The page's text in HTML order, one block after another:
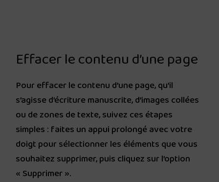
Effacer le contenu d’une page
Pour effacer le contenu d’une page, qu’il
s’agisse d’écriture manuscrite, d’images collées
ou de zones de texte, suivez ces étapes
simples : faites un appui prolongé avec votre
doigt pour sélectionner les éléments que vous
souhaitez supprimer, puis cliquez sur l’option
« Supprimer ».